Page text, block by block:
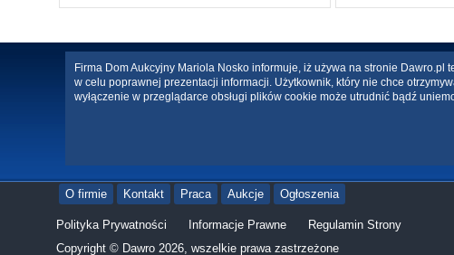
Firma Dom Aukcyjny Mariola Nosko informuje, iż używa na stronie
w celu poprawnej prezentacji informacji. Użytkownik, który nie chce
wyłączenie w przeglądarce obsługi plików cookie może utrudnić bądź
O firmie Kontakt Praca Aukcje Ogłoszenia
Polityka Prywatności Informacje Prawne
Regulamin Strony
Copyright © Dawro 2026, wszelkie prawa zastrzeżone